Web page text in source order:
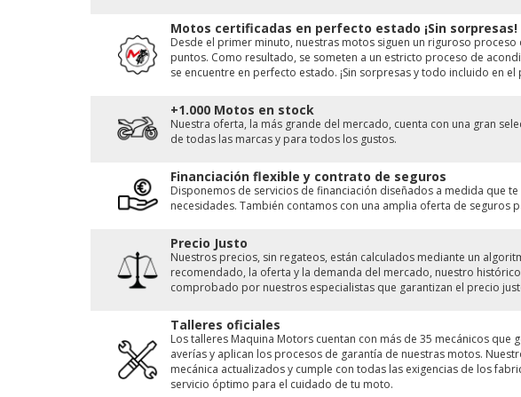
Motos certificadas en perfecto estado ¡Sin sorpresas!
Desde el primer minuto, nuestras motos siguen un riguroso
puntos. Como resultado, se someten a un estricto proceso de
se encuentre en perfecto estado. ¡Sin sorpresas y todo incluido en el
+1.000 Motos en stock
Nuestra oferta, la más grande del mercado, cuenta con una gran
de todas las marcas y para todos los gustos.
Financiación flexible y contrato de seguros
Disponemos de servicios de financiación diseñados a medida que
necesidades. También contamos con una amplia oferta de seguros
Precio Justo
Nuestros precios, sin regateos, están calculados mediante un
recomendado, la oferta y la demanda del mercado, nuestro
comprobado por nuestros especialistas que garantizan el precio
Talleres oficiales
Los talleres Maquina Motors cuentan con más de 35 mecánicos que
averías y aplican los procesos de garantía de nuestras motos.
mecánica actualizados y cumple con todas las exigencias de los
servicio óptimo para el cuidado de tu moto.